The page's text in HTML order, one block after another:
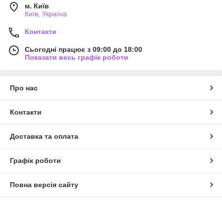
м. Київ
Київ, Україна
Контакти
Сьогодні працює з 09:00 до 18:00
Показати весь графік роботи
Про нас
Контакти
Доставка та оплата
Графік роботи
Повна версія сайту